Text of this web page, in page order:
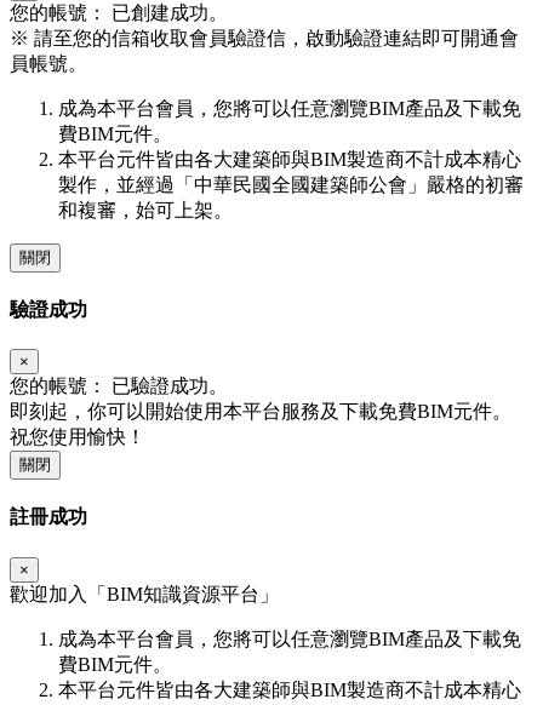
您的帳號：
已創建成功。
※ 請至您的信箱收取會員驗證信，啟動驗證連結即可開通會
員帳號。
成為本平台會員，您將可以任意瀏覽BIM產品及下載免
費BIM元件。
本平台元件皆由各大建築師與BIM製造商不計成本精心
製作，並經過「中華民國全國建築師公會」嚴格的初審
和複審，始可上架。
關閉
驗證成功
×
您的帳號：
已驗證成功。
即刻起，你可以開始使用本平台服務及下載免費BIM元件。
祝您使用愉快！
關閉
註冊成功
×
歡迎加入「 BIM知識資源平台」
成為本平台會員，您將可以任意瀏覽BIM產品及下載免
費BIM元件。
本平台元件皆由各大建築師與BIM製造商不計成本精心